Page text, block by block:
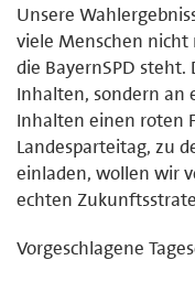
Unsere
viele Menschen
die BayernSPD
Inhalten, sondern an
Inhalten einen roten
Landesparteitag, zu
einladen, wollen wir
echten
Vorgeschlagene